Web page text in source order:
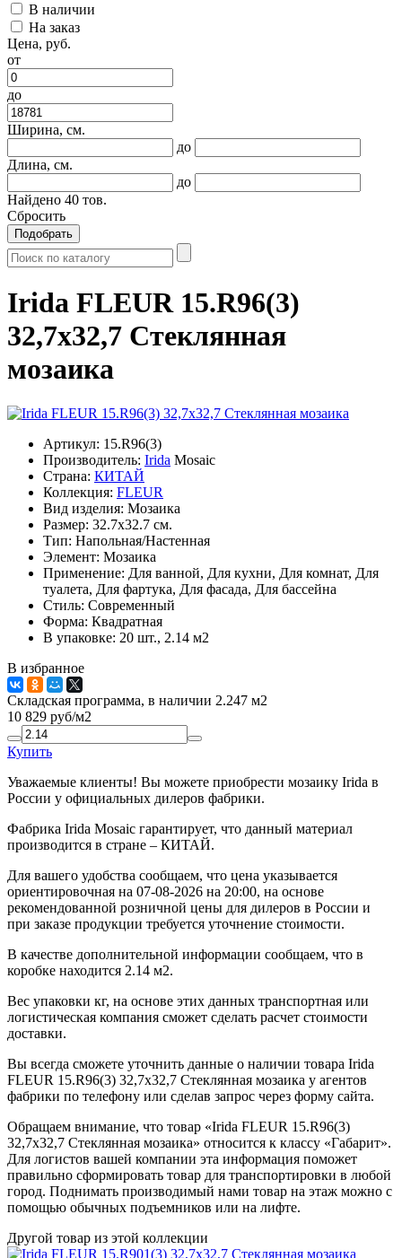
В наличии
На заказ
Цена, руб.
от
до
Ширина, см.
до
Длина, см.
до
Найдено 40 тов.
Сбросить
Подобрать
Irida FLEUR 15.R96(3)
32,7x32,7 Стеклянная
мозаика
Артикул: 15.R96(3)
Производитель: Irida Mosaic
Страна: КИТАЙ
Коллекция: FLEUR
Вид изделия: Мозаика
Размер: 32.7x32.7 см.
Тип: Напольная/Настенная
Элемент: Мозаика
Применение: Для ванной, Для кухни, Для комнат, Для
туалета, Для фартука, Для фасада, Для бассейна
Стиль: Современный
Форма: Квадратная
В упаковке: 20 шт., 2.14 м2
В избранное
Складская программа, в наличии 2.247 м2
10 829 руб/м2
Купить
Уважаемые клиенты! Вы можете приобрести мозаику Irida в
России у официальных дилеров фабрики.
Фабрика Irida Mosaic гарантирует, что данный материал
производится в стране – КИТАЙ.
Для вашего удобства сообщаем, что цена указывается
ориентировочная на 07-08-2026 на 20:00, на основе
рекомендованной розничной цены для дилеров в России и
при заказе продукции требуется уточнение стоимости.
В качестве дополнительной информации сообщаем, что в
коробке находится 2.14 м2.
Вес упаковки кг, на основе этих данных транспортная или
логистическая компания сможет сделать расчет стоимости
доставки.
Вы всегда сможете уточнить данные о наличии товара Irida
FLEUR 15.R96(3) 32,7x32,7 Стеклянная мозаика у агентов
фабрики по телефону или сделав запрос через форму сайта.
Обращаем внимание, что товар «Irida FLEUR 15.R96(3)
32,7x32,7 Стеклянная мозаика» относится к классу «Габарит».
Для логистов вашей компании эта информация поможет
правильно сформировать товар для транспортировки в любой
город. Поднимать производимый нами товар на этаж можно с
помощью обычных подъемников или на лифте.
Другой товар из этой коллекции